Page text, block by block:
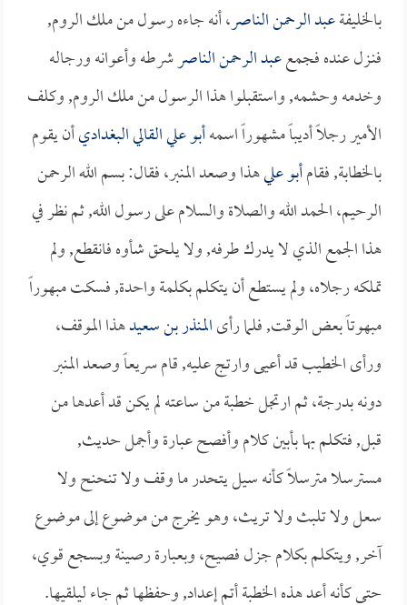
بالخليفةعبد الرحمن الناصر، أنه جاءه رسول من ملك الروم,
فنـزل عنده فجمععبد الرحمن الناصرشرطه وأعوانه ورجاله
وخدمه وحشمه, واستقبلوا هذا الرسول من ملك الروم, وكلف
الأمير رجلاً أديباً مشهوراً اسمهأبو علي القالي البغداديأن يقوم
بالخطابة, فقامأبو عليهذا وصعد المنبر، فقال: بسم الله الرحمن
الرحيم، الحمد الله والصلاة والسلام على رسول الله, ثم نظر في
هذا الجمع الذي لا يدرك طرفه, ولا يلحق شأوه فانقطع, ولم
تملكه رجلاه، ولم يستطع أن يتكلم بكلمة واحدة, فسكت مبهوراً
مبهوتاً بعض الوقت, فلما رأىالمنذر بن سعيدهذا الموقف،
ورأى الخطيب قد أعيى وارتج عليه, قام سريعاً وصعد المنبر
دونه بدرجة، ثم ارتجل خطبة من ساعته لم يكن قد أعدها من
قبل, فتكلم بها بأبين كلام وأفصح عبارة وأجمل حديث,
مسترسلا مترسلاً كأنه سيل يتحدر ما وقف ولا تنحنح ولا
سعل ولا تلبث ولا تريث، وهو يخرج من موضوع إلى موضوع
آخر, ويتكلم بكلام جزل فصيح، وبعبارة رصينة وبسجع قوي،
حتى كأنه أعد هذه الخطبة أتم إعداد, وحفظها ثم جاء ليلقيها.